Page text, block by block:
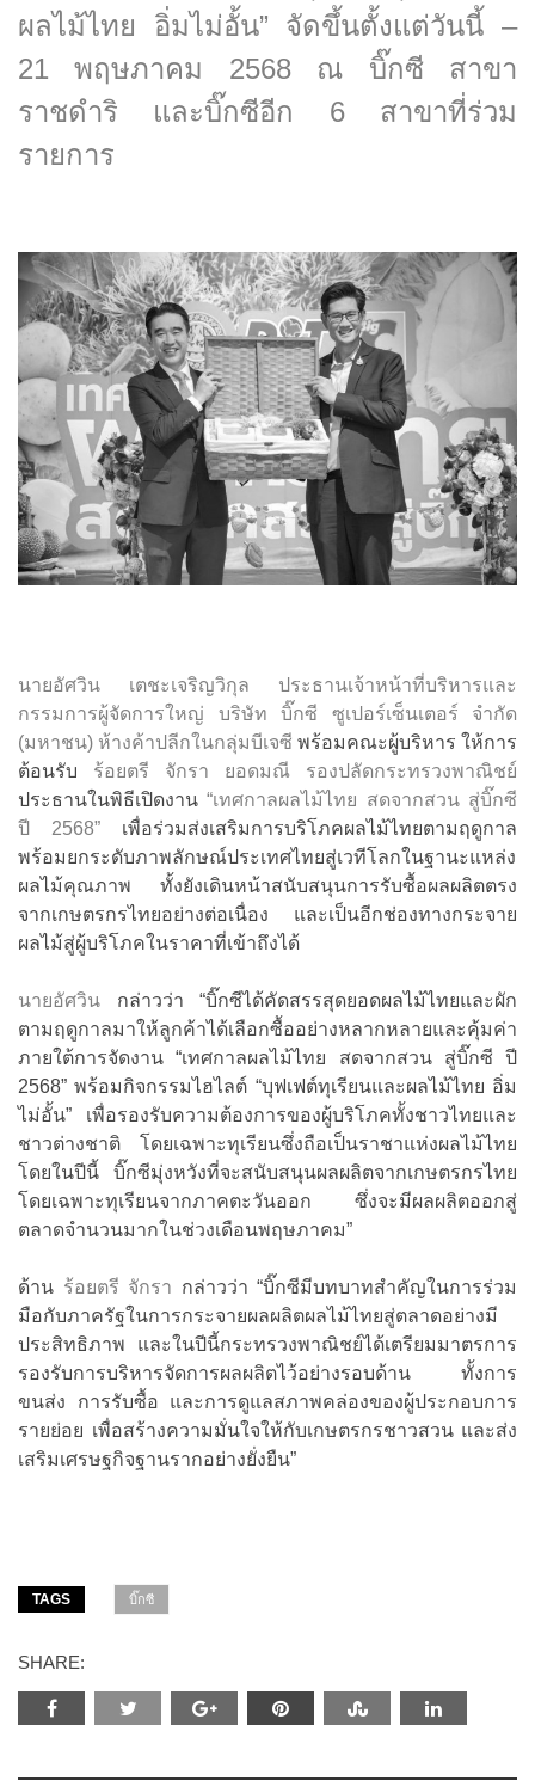
ผลไม้ไทย อิ่มไม่อั้น” จัดขึ้นตั้งแต่วันนี้ –
21 พฤษภาคม 2568 ณ บิ๊กซี สาขา
ราชดำริ และบิ๊กซีอีก 6 สาขาที่ร่วม
รายการ
นายอัศวิน เตชะเจริญวิกุล ประธานเจ้าหน้าที่บริหารและ
กรรมการผู้จัดการใหญ่ บริษัท บิ๊กซี ซูเปอร์เซ็นเตอร์ จำกัด
(มหาชน) ห้างค้าปลีกในกลุ่มบีเจซี พร้อมคณะผู้บริหาร ให้การ
ต้อนรับ ร้อยตรี จักรา ยอดมณี รองปลัดกระทรวงพาณิชย์
ประธานในพิธีเปิดงาน“เทศกาลผลไม้ไทย สดจากสวน สู่บิ๊กซี
ปี 2568” เพื่อร่วมส่งเสริมการบริโภคผลไม้ไทยตามฤดูกาล
พร้อมยกระดับภาพลักษณ์ประเทศไทยสู่เวทีโลกในฐานะแหล่ง
ผลไม้คุณภาพ ทั้งยังเดินหน้าสนับสนุนการรับซื้อผลผลิตตรง
จากเกษตรกรไทยอย่างต่อเนื่อง และเป็นอีกช่องทางกระจาย
ผลไม้สู่ผู้บริโภคในราคาที่เข้าถึงได้
นายอัศวิน กล่าวว่า “บิ๊กซีได้คัดสรรสุดยอดผลไม้ไทยและผัก
ตามฤดูกาลมาให้ลูกค้าได้เลือกซื้ออย่างหลากหลายและคุ้มค่า
ภายใต้การจัดงาน “เทศกาลผลไม้ไทย สดจากสวน สู่บิ๊กซี ปี
2568” พร้อมกิจกรรมไฮไลต์ “บุฟเฟต์ทุเรียนและผลไม้ไทย อิ่ม
ไม่อั้น” เพื่อรองรับความต้องการของผู้บริโภคทั้งชาวไทยและ
ชาวต่างชาติ โดยเฉพาะทุเรียนซึ่งถือเป็นราชาแห่งผลไม้ไทย
โดยในปีนี้ บิ๊กซีมุ่งหวังที่จะสนับสนุนผลผลิตจากเกษตรกรไทย
โดยเฉพาะทุเรียนจากภาคตะวันออก ซึ่งจะมีผลผลิตออกสู่
ตลาดจำนวนมากในช่วงเดือนพฤษภาคม”
ด้าน ร้อยตรี จักรา กล่าวว่า “บิ๊กซีมีบทบาทสำคัญในการร่วม
มือกับภาครัฐในการกระจายผลผลิตผลไม้ไทยสู่ตลาดอย่างมี
ประสิทธิภาพ และในปีนี้กระทรวงพาณิชย์ได้เตรียมมาตรการ
รองรับการบริหารจัดการผลผลิตไว้อย่างรอบด้าน ทั้งการ
ขนส่ง การรับซื้อ และการดูแลสภาพคล่องของผู้ประกอบการ
รายย่อย เพื่อสร้างความมั่นใจให้กับเกษตรกรชาวสวน และส่ง
เสริมเศรษฐกิจฐานรากอย่างยั่งยืน”
TAGS บิ๊กซี
SHARE: